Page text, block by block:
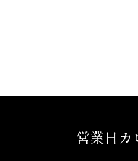
営業日カ